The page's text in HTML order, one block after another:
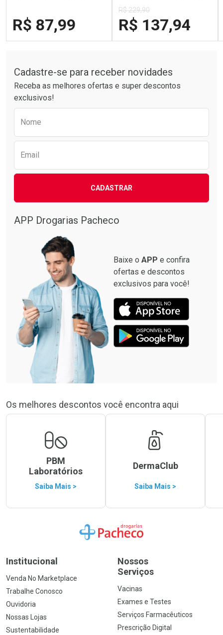
R$ 87,99
Laboratório
Por Menos
R$ 229,90
R$ 137,94
Laboratório
Por Menos
Cadastre-se para receber novidades
Receba as melhores ofertas e super descontos
exclusivos!
Nome
Email
CADASTRAR
APP Drogarias Pacheco
Baixe o APP e confira
ofertas e descontos
exclusivos para você!
Os melhores descontos você encontra aqui
PBM
Laboratórios
Saiba Mais >
DermaClub
Saiba Mais >
Ir para a Home
Institucional
Venda No Marketplace
Trabalhe Conosco
Ouvidoria
Nossas Lojas
Sustentabilidade
Nossos
Serviços
Vacinas
Exames e Testes
Serviços Farmacêuticos
Prescrição Digital